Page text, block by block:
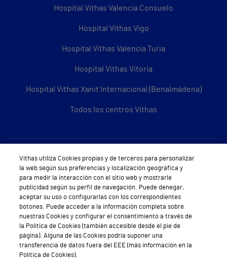
Hospital Vithas Valencia Consuelo
Hospital Vithas Vigo
Hospital Vithas Valencia Turia
Hospital Vithas Vitoria
Hospital Vithas Xanit Internacional (Benalmádena)
Todos los centros Vithas
Sobre Vithas
Quiénes somos
Trabajar en Vithas
Teléfono Cita Médica
Teléfono Atención al Cliente
Política de seguridad y salud en el trabajo
Vithas utiliza Cookies propias y de terceros para personalizar
la web según sus preferencias y localización geográfica y
para medir la interacción con el sitio web y mostrarle
publicidad según su perfil de navegación. Puede denegar,
aceptar su uso o configurarlas con los correspondientes
botones. Puede acceder a la información completa sobre
nuestras Cookies y configurar el consentimiento a través de
la Política de Cookies (también accesible desde el pie de
página). Alguna de las Cookies podría suponer una
transferencia de datos fuera del EEE (más información en la
Política de Cookies).